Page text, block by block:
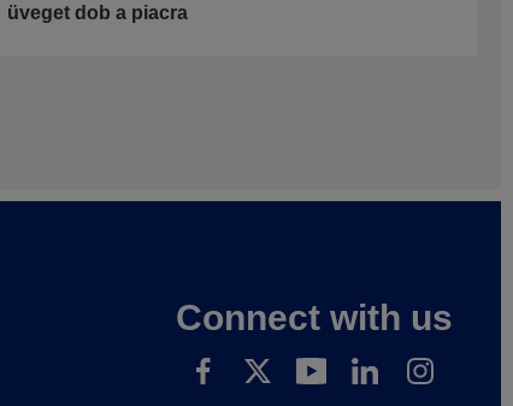
üveget dob a piacra
Connect with us